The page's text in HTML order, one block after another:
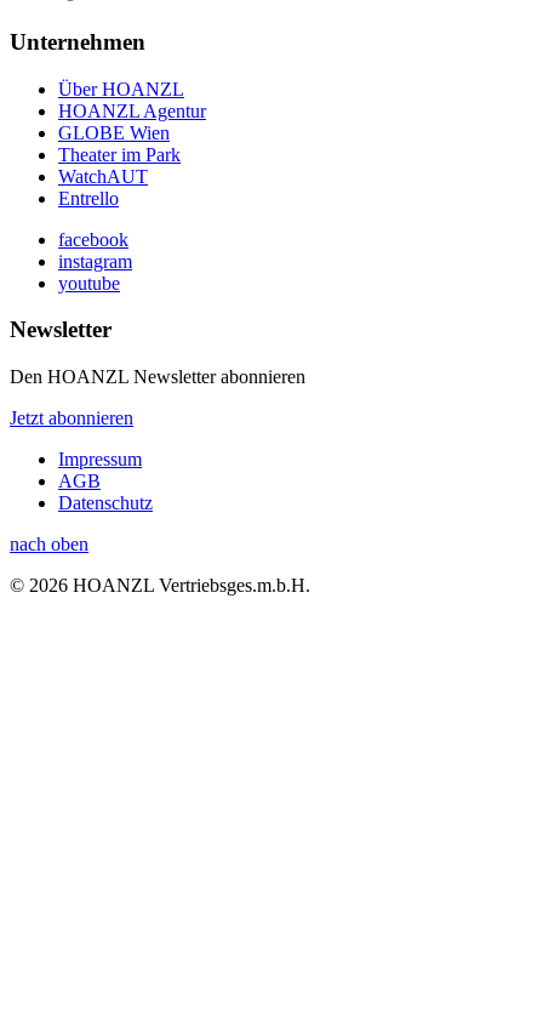
Unternehmen
Über HOANZL
HOANZL Agentur
GLOBE Wien
Theater im Park
WatchAUT
Entrello
facebook
instagram
youtube
Newsletter
Den HOANZL Newsletter abonnieren
Jetzt abonnieren
Impressum
AGB
Datenschutz
nach oben
© 2026 HOANZL Vertriebsges.m.b.H.